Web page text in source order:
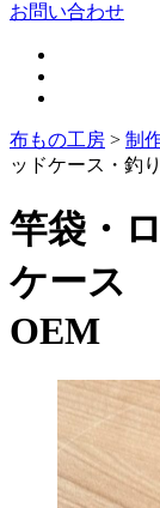
お問い合わせ
布もの工房 > 制
ッドケース・釣
竿袋・
ケース
OEM